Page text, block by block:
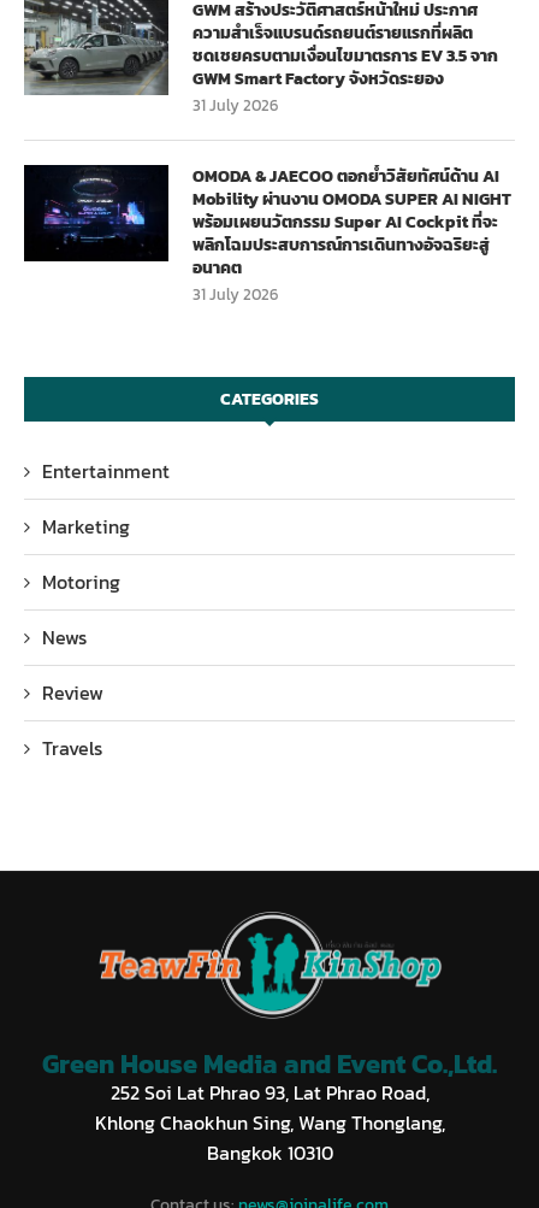
GWM สร้างประวัติศาสตร์หน้าใหม่ ประกาศ
ความสำเร็จแบรนด์รถยนต์รายแรกที่ผลิต
ชดเชยครบตามเงื่อนไขมาตรการ EV 3.5 จาก
GWM Smart Factory จังหวัดระยอง
31 July 2026
OMODA & JAECOO ตอกย้ำวิสัยทัศน์ด้าน AI
Mobility ผ่านงาน OMODA SUPER AI NIGHT
พร้อมเผยนวัตกรรม Super AI Cockpit ที่จะ
พลิกโฉมประสบการณ์การเดินทางอัจฉริยะสู่
อนาคต
31 July 2026
CATEGORIES
Entertainment
Marketing
Motoring
News
Review
Travels
Green House Media and Event Co.,Ltd.
252 Soi Lat Phrao 93, Lat Phrao Road,
Khlong Chaokhun Sing, Wang Thonglang,
Bangkok 10310